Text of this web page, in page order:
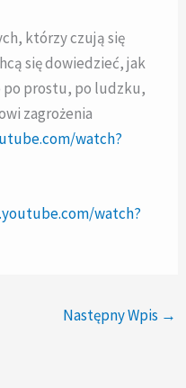
którzy czują się
się dowiedzieć, jak
po prostu, po ludzku,
zagrożenia
watch?
watch?
Następny Wpis →